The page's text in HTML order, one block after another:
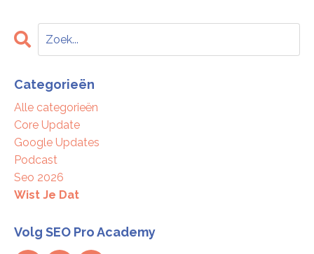
Categorieën
Alle categorieën
Core Update
Google Updates
Podcast
Seo 2026
Wist Je Dat
Volg SEO Pro Academy